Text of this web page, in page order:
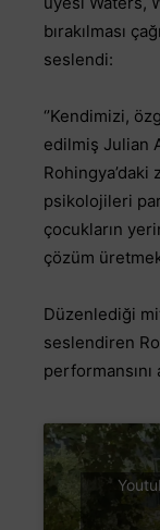
bırakılması
seslendi:
‘’Kendimizi,
edilmiş Julian
psikolojileri
çocukların
çözüm
Düzenlediği
seslendiren